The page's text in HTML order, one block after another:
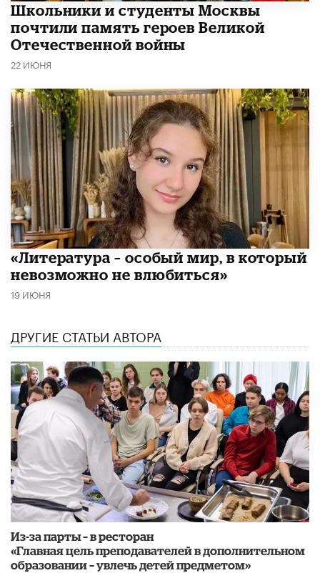
Школьники и студенты Москвы
почтили память героев Великой
Отечественной войны
22 ИЮНЯ
​«Литература – особый мир, в который
невозможно не влюбиться»
19 ИЮНЯ
ДРУГИЕ СТАТЬИ АВТОРА
Из-за парты – в ресторан
«Главная цель преподавателей в дополнительном
образовании – увлечь детей предметом»